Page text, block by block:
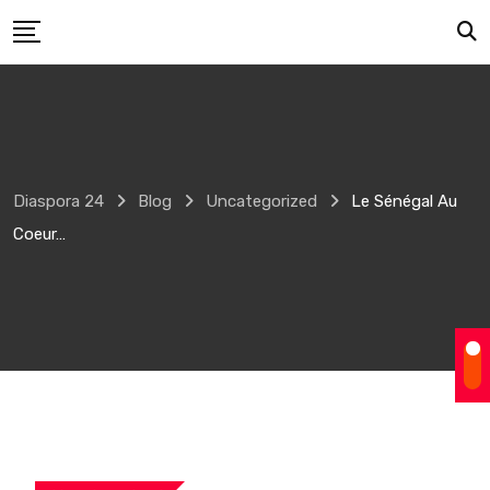
to
Diaspora 24 Blog Uncategorized
Le Sénégal Au
Coeur…